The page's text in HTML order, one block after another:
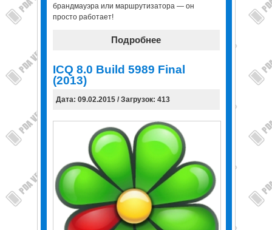
брандмауэра или маршрутизатора — он
просто работает!
Подробнее
ICQ 8.0 Build 5989 Final
(2013)
Дата: 09.02.2015 / Загрузок: 413